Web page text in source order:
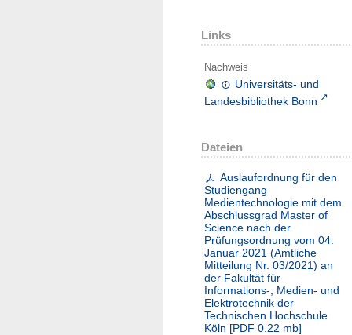
Links
Nachweis
Universitäts- und
Landesbibliothek Bonn
Dateien
Auslaufordnung für den
Studiengang
Medientechnologie mit dem
Abschlussgrad Master of
Science nach der
Prüfungsordnung vom 04.
Januar 2021 (Amtliche
Mitteilung Nr. 03/2021) an
der Fakultät für
Informations-, Medien- und
Elektrotechnik der
Technischen Hochschule
Köln [PDF 0.22 mb]